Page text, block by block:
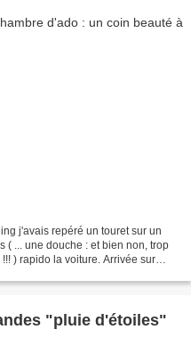
j'avais repéré un touret sur un
( ... une douche : et bien non, trop
) rapido la voiture. Arrivée sur
"pluie d'étoiles"